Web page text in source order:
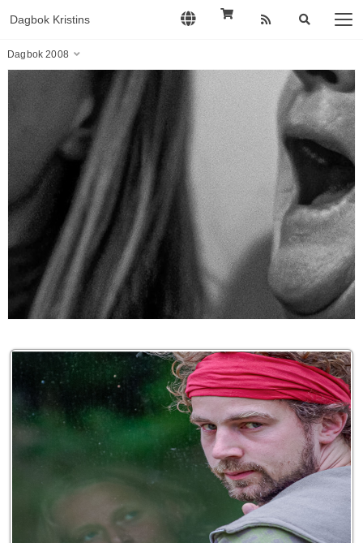
Dagbok 2008
Dagbok Kristins